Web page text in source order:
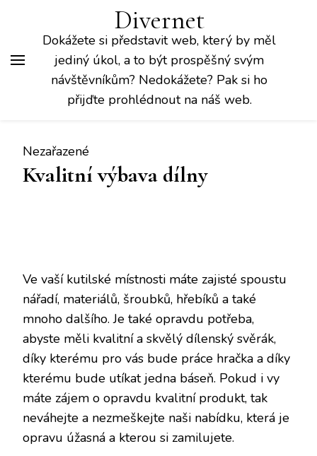
Divernet
Dokážete si představit web, který by měl
jediný úkol, a to být prospěšný svým
návštěvníkům? Nedokážete? Pak si ho
přijďte prohlédnout na náš web.
Nezařazené
Kvalitní výbava dílny
Ve vaší kutilské místnosti máte zajisté spoustu
nářadí, materiálů, šroubků, hřebíků a také
mnoho dalšího. Je také opravdu potřeba,
abyste měli kvalitní a skvělý dílenský svěrák,
díky kterému pro vás bude práce hračka a díky
kterému bude utíkat jedna báseň. Pokud i vy
máte zájem o opravdu kvalitní produkt, tak
neváhejte a nezmeškejte naši nabídku, která je
opravu úžasná a kterou si zamilujete.